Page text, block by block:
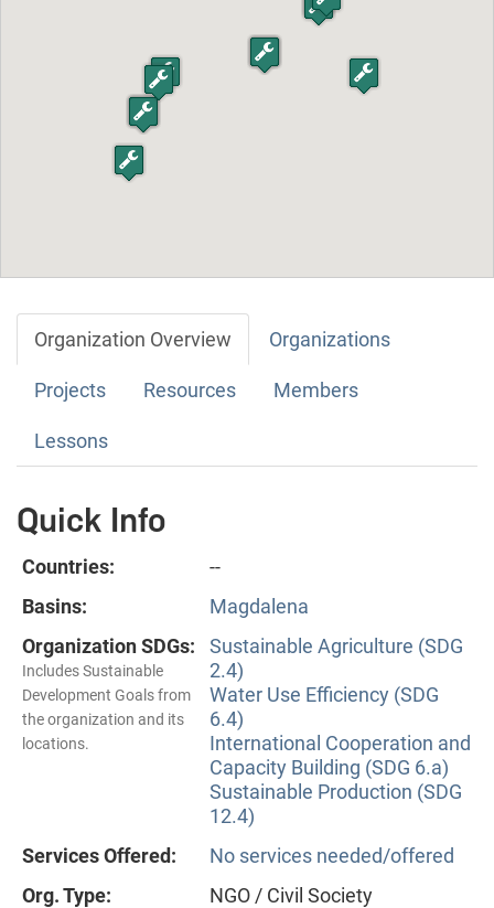
Organization Overview Organizations
Projects Resources Members
Lessons
Quick Info
Countries:
--
Basins:
Magdalena
Organization SDGs:
Includes Sustainable
Development Goals from
the organization and its
locations.
Sustainable Agriculture (SDG
2.4)
Water Use Efficiency (SDG
6.4)
International Cooperation and
Capacity Building (SDG 6.a)
Sustainable Production (SDG
12.4)
Services Offered:
No services needed/offered
Org. Type:
NGO / Civil Society